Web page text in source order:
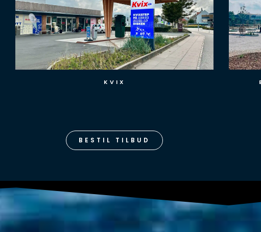
BETTER ENERGY LADESTATION
BESTIL TILBUD